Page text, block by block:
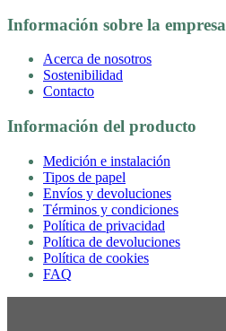
Información sobre la empresa
Acerca de nosotros
Sostenibilidad
Contacto
Información del producto
Medición e instalación
Tipos de papel
Envíos y devoluciones
Términos y condiciones
Política de privacidad
Política de devoluciones
Política de cookies
FAQ